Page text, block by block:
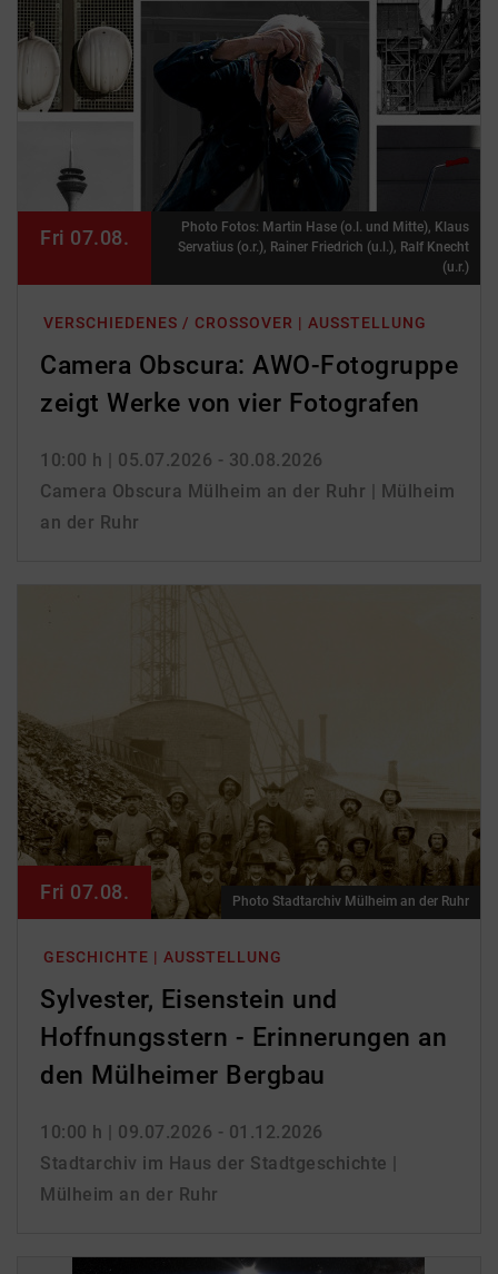
VERSCHIEDENES / CROSSOVER | AUSSTELLUNG
Camera Obscura: AWO-Fotogruppe
zeigt Werke von vier Fotografen
10:00 h | 05.07.2026 - 30.08.2026
Camera Obscura Mülheim an der Ruhr | Mülheim
an der Ruhr
Fri 07.08.
Photo Fotos: Martin Hase (o.l. und Mitte), Klaus
Servatius (o.r.), Rainer Friedrich (u.l.), Ralf Knecht
(u.r.)
GESCHICHTE | AUSSTELLUNG
Sylvester, Eisenstein und
Hoffnungsstern - Erinnerungen an
den Mülheimer Bergbau
10:00 h | 09.07.2026 - 01.12.2026
Stadtarchiv im Haus der Stadtgeschichte |
Mülheim an der Ruhr
Fri 07.08. Photo Stadtarchiv Mülheim an der Ruhr